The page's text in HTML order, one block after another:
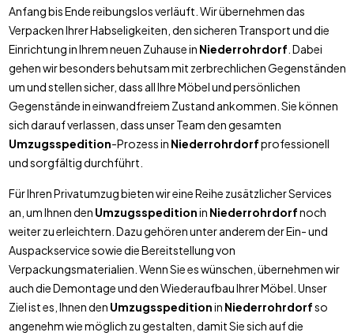
Anfang bis Ende reibungslos verläuft. Wir übernehmen das
Verpacken Ihrer Habseligkeiten, den sicheren Transport und die
Einrichtung in Ihrem neuen Zuhause in Niederrohrdorf . Dabei
gehen wir besonders behutsam mit zerbrechlichen Gegenständen
um und stellen sicher, dass all Ihre Möbel und persönlichen
Gegenstände in einwandfreiem Zustand ankommen. Sie können
sich darauf verlassen, dass unser Team den gesamten
Umzugsspedition-Prozess in Niederrohrdorfprofessionell
und sorgfältig durchführt.
Für Ihren Privatumzug bieten wir eine Reihe zusätzlicher Services
an, um Ihnen den Umzugsspeditionin Niederrohrdorfnoch
weiter zu erleichtern. Dazu gehören unter anderem der Ein- und
Auspackservice sowie die Bereitstellung von
Verpackungsmaterialien. Wenn Sie es wünschen, übernehmen wir
auch die Demontage und den Wiederaufbau Ihrer Möbel. Unser
Ziel ist es, Ihnen den Umzugsspeditionin Niederrohrdorfso
angenehm wie möglich zu gestalten, damit Sie sich auf die